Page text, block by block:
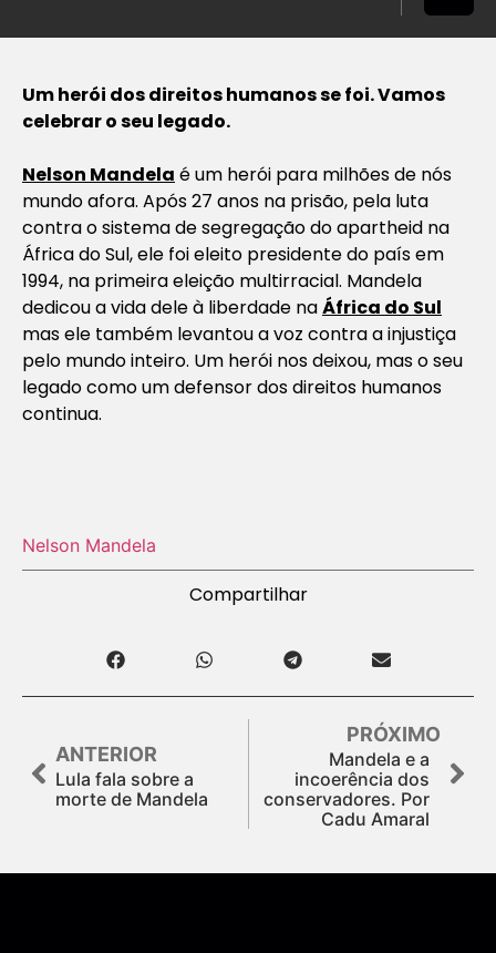
Um herói dos direitos humanos se foi. Vamos
celebrar o seu legado.
Nelson Mandela é um herói para milhões de nós
mundo afora. Após 27 anos na prisão, pela luta
contra o sistema de segregação do apartheid na
África do Sul, ele foi eleito presidente do país em
1994, na primeira eleição multirracial. Mandela
dedicou a vida dele à liberdade naÁfrica do Sul
mas ele também levantou a voz contra a injustiça
pelo mundo inteiro. Um herói nos deixou, mas o seu
legado como um defensor dos direitos humanos
continua.
Nelson Mandela
Compartilhar
ANTERIOR
Lula fala sobre a
morte de Mandela
PRÓXIMO
Mandela e a
incoerência dos
conservadores. Por
Cadu Amaral